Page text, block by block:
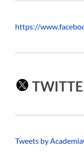
https://
Tweets by